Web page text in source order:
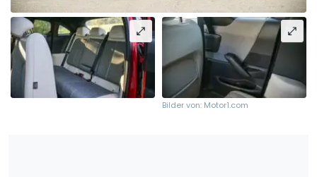
Bilder von: Motor1.com